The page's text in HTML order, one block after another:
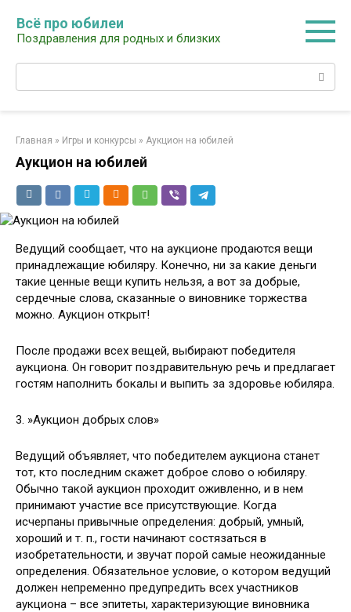
контенту
Всё про юбилеи
Поздравления для родных и близких
Главная » Игры и конкурсы » Аукцион на юбилей
Аукцион на юбилей
Ведущий сообщает, что на аукционе продаются вещи
принадлежащие юбиляру. Конечно, ни за какие деньги
такие ценные вещи купить нельзя, а вот за добрые,
сердечные слова, сказанные о виновнике торжества
можно. Аукцион открыт!
После продажи всех вещей, выбирают победителя
аукциона. Он говорит поздравительную речь и предлагает
гостям наполнить бокалы и выпить за здоровье юбиляра.
3. »Аукцион добрых слов»
Ведущий объявляет, что победителем аукциона станет
тот, кто последним скажет доброе слово о юбиляру.
Обычно такой аукцион проходит оживленно, и в нем
принимают участие все присутствующие. Когда
исчерпаны привычные определения: добрый, умный,
хороший и т. п., гости начинают состязаться в
изобретательности, и звучат порой самые неожиданные
определения. Обязательное условие, о котором ведущий
должен непременно предупредить всех участников
аукциона – все эпитеты, характеризующие виновника